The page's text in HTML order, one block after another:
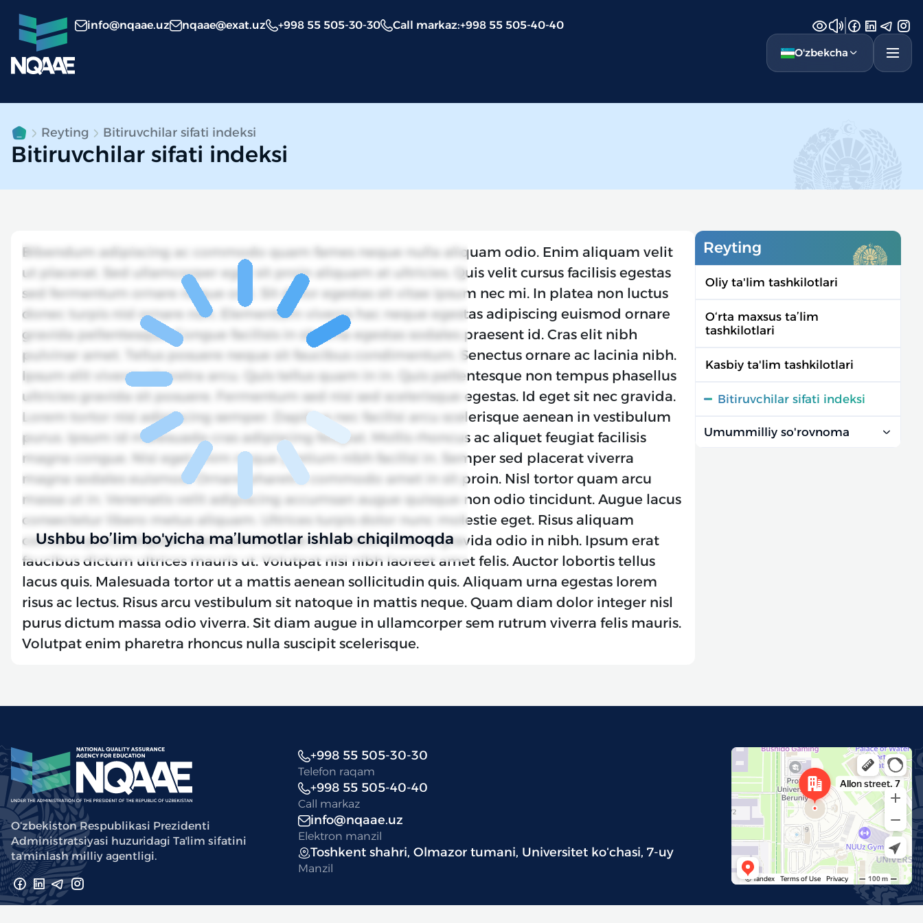
info@nqaae.uz nqaae@exat.uz +998 55 505-30-30 Call markaz:+998 55 505-40-40
O'zbekcha
Reyting Bitiruvchilar sifati indeksi
Bitiruvchilar sifati indeksi
Ushbu bo’lim bo'yicha ma’lumotlar ishlab chiqilmoqda
Bibendum adipiscing ac commodo quam fames neque nulla aliquam odio. Enim aliquam velit
ut placerat. Sed ullamcorper eget sit proin aliquam at ultricies. Quis velit cursus facilisis egestas
sed fermentum ornare neque orci. Sit dolor egestas sit vitae ipsum nec mi. In platea non luctus
donec turpis nisl ornare non. Elementum viverra hac neque egestas adipiscing euismod ornare
gravida pellentesque. Congue facilisis in sit urna egestas sodales praesent id. Cras elit nibh
pulvinar amet. Tellus posuere neque sit faucibus condimentum. Senectus ornare ac lacinia nibh.
Ipsum elit viverra pharetra arcu. Quis tellus quam in in. Quis pellentesque non tempus phasellus
ultricies gravida sit posuere. Fermentum sed nisi sed scelerisque egestas. Id eget sit nec gravida.
Lorem tortor nisi adipiscing semper. Dapibus nec facilisi arcu scelerisque aenean in vestibulum
purus. Ipsum id malesuada cras adipiscing feugiat. Mollis rhoncus ac aliquet feugiat facilisis
magna congue. Nisi eget enim neque pretium nibh facilisi in. Semper sed placerat viverra
magna sodales euismod. Ornare pharetra commodo amet in sit proin. Nisl tortor quam arcu
massa ut in. Venenatis velit adipiscing accumsan augue quisque non odio tincidunt. Augue lacus
consectetur libero metus aliquam. Ultrices turpis dolor nunc molestie eget. Risus aliquam
convallis purus aliquam. Sed sed tristique commodo vitae et gravida odio in nibh. Ipsum erat
faucibus dictum ultrices mauris ut. Volutpat nisi nibh laoreet amet felis. Auctor lobortis tellus
lacus quis. Malesuada tortor ut a mattis aenean sollicitudin quis. Aliquam urna egestas lorem
risus ac lectus. Risus arcu vestibulum sit natoque in mattis neque. Quam diam dolor integer nisl
purus dictum massa odio viverra. Sit diam augue in ullamcorper sem rutrum viverra felis mauris.
Volutpat enim pharetra rhoncus nulla suscipit scelerisque.
Reyting
Oliy ta'lim tashkilotlari
O‘rta maxsus ta’lim
tashkilotlari
Kasbiy ta'lim tashkilotlari
Bitiruvchilar sifati indeksi
Umummilliy so'rovnoma
Oʻzbekiston Respublikasi Prezidenti
Administratsiyasi huzuridagi Taʼlim sifatini
taʼminlash milliy agentligi.
+998 55 505-30-30
Telefon raqam
+998 55 505-40-40
Call markaz
info@nqaae.uz
Elektron manzil
Toshkent shahri, Olmazor tumani, Universitet koʻchasi, 7-uy
Manzil